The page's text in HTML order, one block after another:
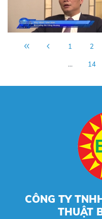
1 2
... 14
CÔNG TY
THUẬT